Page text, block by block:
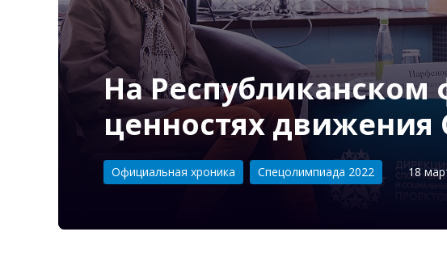
На Республиканском
ценностях
Категория:
Официальная хроника Спецолимпиада 2022 18